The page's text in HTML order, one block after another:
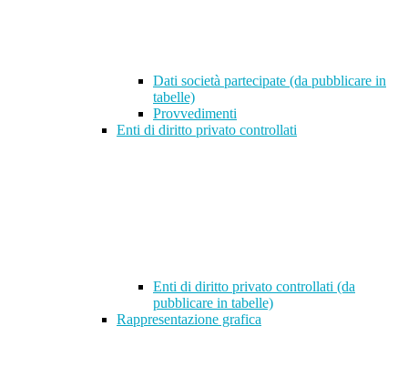
Dati società partecipate (da pubblicare in
tabelle)
Provvedimenti
Enti di diritto privato controllati
Enti di diritto privato controllati (da
pubblicare in tabelle)
Rappresentazione grafica